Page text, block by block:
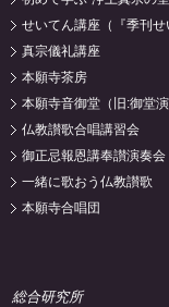
せいてん講座（『季刊せ
真宗儀礼講座
本願寺茶房
本願寺音御堂（旧:御堂演
仏教讃歌合唱講習会
御正忌報恩講奉讃演奏会
一緒に歌おう仏教讃歌
本願寺合唱団
総合研究所